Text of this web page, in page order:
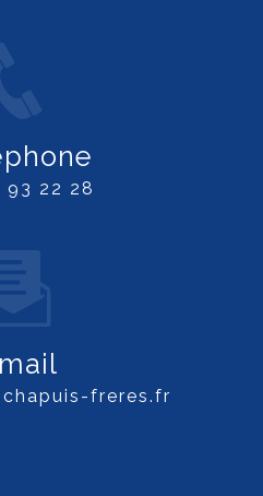
93 22 28
freres.fr